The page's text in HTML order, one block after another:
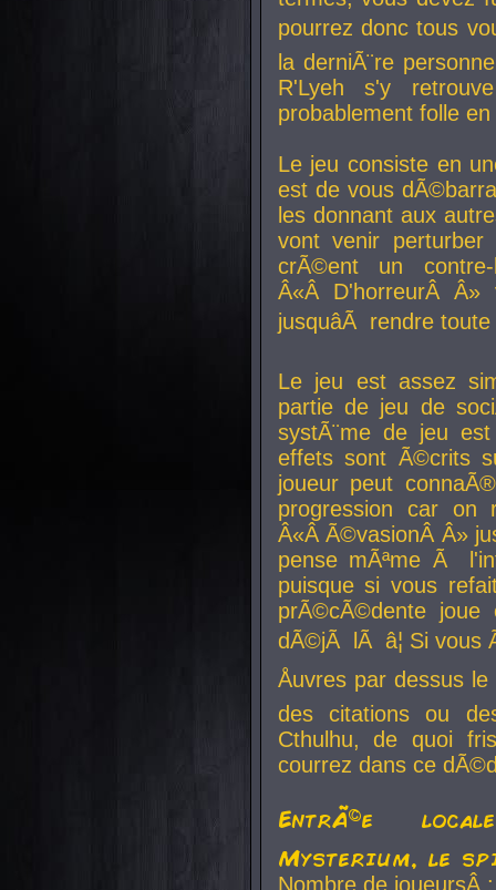
pourrez donc tous
la derniÃ¨re
R'Lyeh s'y
probablement folle
Le jeu consiste en
est de vous
les donnant aux
vont venir perturber
crÃ©ent un
Â«Â D'horreurÂ
jusquâÃ rendre
Le jeu est assez
partie de jeu de
systÃ¨me de jeu
effets sont Ã©crits
joueur peut
progression car
Â«Â Ã©vasionÂ Â»
pense mÃªme Ã
puisque si vous
prÃ©cÃ©dente
dÃ©jÃ lÃ â¦ Si vous
Åuvres par dessus
des citations ou
Cthulhu, de quoi
courrez dans ce
EntrÃ©e
Mysterium, le
Nombre de